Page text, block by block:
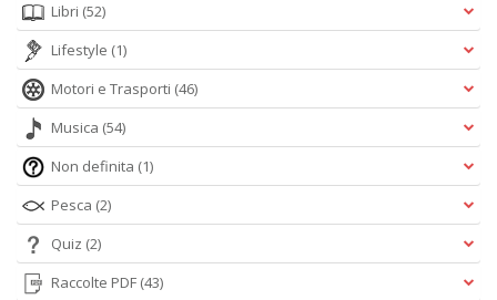
Libri (52)
Lifestyle (1)
Motori e Trasporti (46)
Musica (54)
Non definita (1)
Pesca (2)
Quiz (2)
Raccolte PDF (43)